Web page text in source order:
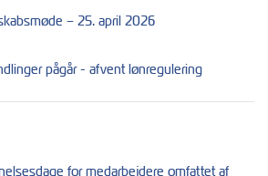
– 25. april 2026
pågår - afvent lønregulering
for medarbejdere omfattet af